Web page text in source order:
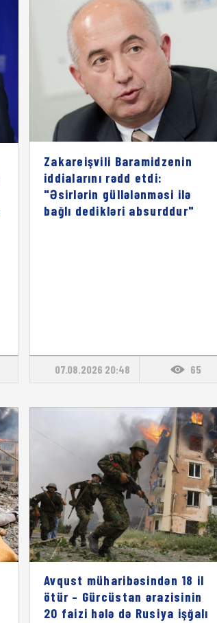
Zakareişvili Baramidzenin
iddialarını rədd etdi:
"Əsirlərin güllələnməsi ilə
bağlı dedikləri absurddur"
07.08.2026 20:48 65
Avqust müharibəsindən 18 il
ötür – Gürcüstan ərazisinin
20 faizi hələ də Rusiya işğalı